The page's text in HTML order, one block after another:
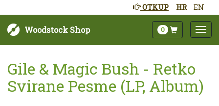
HR EN
OTKUP
Woodstock Shop 0
Gile & Magic Bush - Retko
Svirane Pesme (LP, Album)